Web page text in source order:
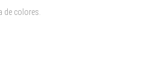
de colores.